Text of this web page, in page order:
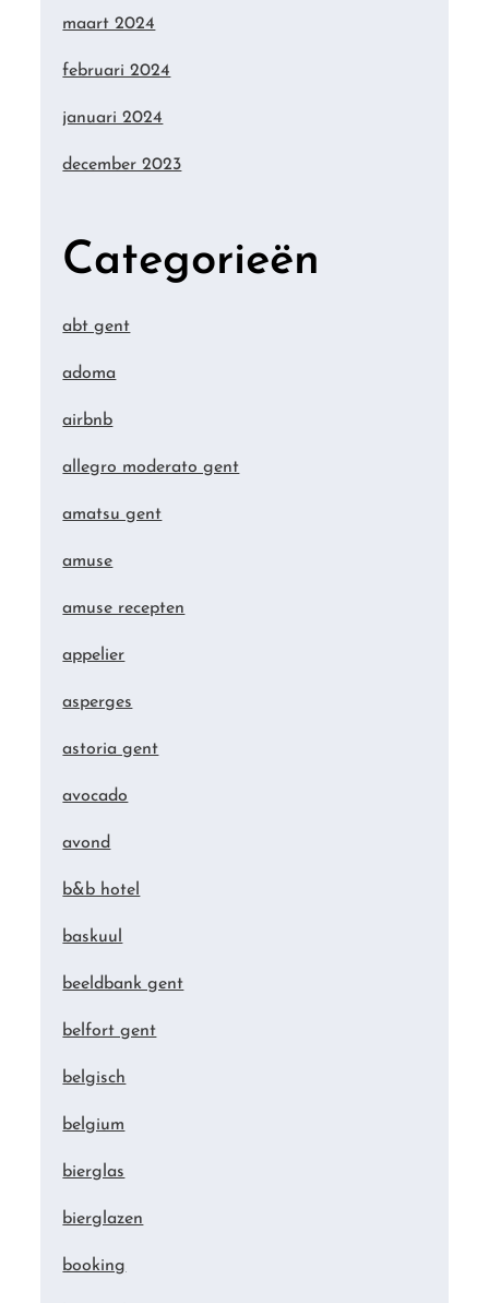
maart 2024
februari 2024
januari 2024
december 2023
Categorieën
abt gent
adoma
airbnb
allegro moderato gent
amatsu gent
amuse
amuse recepten
appelier
asperges
astoria gent
avocado
avond
b&b hotel
baskuul
beeldbank gent
belfort gent
belgisch
belgium
bierglas
bierglazen
booking